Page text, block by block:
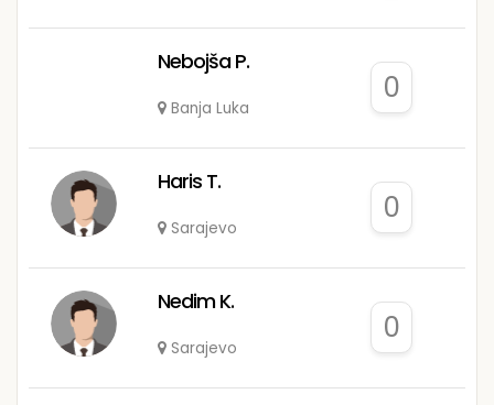
Nebojša P.
Banja Luka
0
Haris T.
Sarajevo
0
Nedim K.
Sarajevo
0